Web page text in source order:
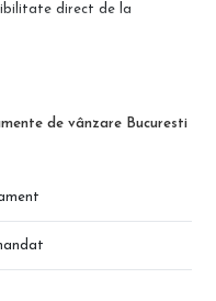
de vânzare Bucuresti
direct de la
centrală termică
optimă și finisaje